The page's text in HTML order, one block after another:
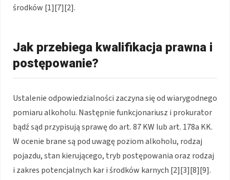
środków [1][7][2].
Jak przebiega kwalifikacja prawna i
postępowanie?
Ustalenie odpowiedzialności zaczyna się od wiarygodnego
pomiaru alkoholu. Następnie funkcjonariusz i prokurator
bądź sąd przypisują sprawę do art. 87 KW lub art. 178a KK.
W ocenie brane są pod uwagę poziom alkoholu, rodzaj
pojazdu, stan kierującego, tryb postępowania oraz rodzaj
i zakres potencjalnych kar i środków karnych [2][3][8][9].